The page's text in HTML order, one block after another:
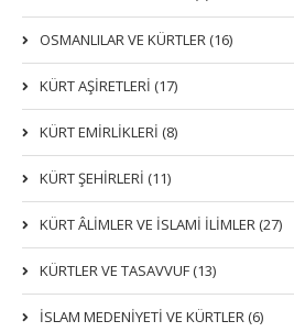
OSMANLILAR VE KÜRTLER (16)
KÜRT AŞİRETLERİ (17)
KÜRT EMİRLİKLERİ (8)
KÜRT ŞEHİRLERİ (11)
KÜRT ÂLİMLER VE İSLAMİ İLİMLER (27)
KÜRTLER VE TASAVVUF (13)
İSLAM MEDENİYETİ VE KÜRTLER (6)